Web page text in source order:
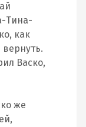
Тина-
как
вернуть.
Васко,
же